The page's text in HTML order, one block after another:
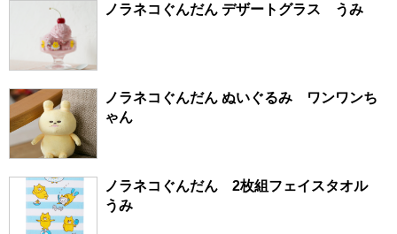
ノラネコぐんだん デザートグラス うみ
ノラネコぐんだん ぬいぐるみ ワンワンち
ゃん
ノラネコぐんだん 2枚組フェイスタオル
うみ